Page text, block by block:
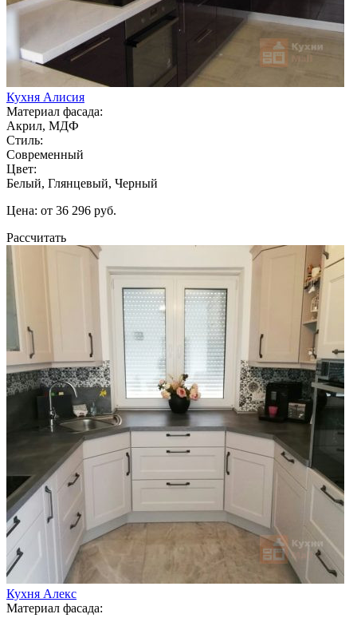
Кухня Алисия
Материал фасада:
Акрил, МДФ
Стиль:
Современный
Цвет:
Белый, Глянцевый, Черный
Цена: от 36 296 руб.
Рассчитать
Кухня Алекс
Материал фасада: